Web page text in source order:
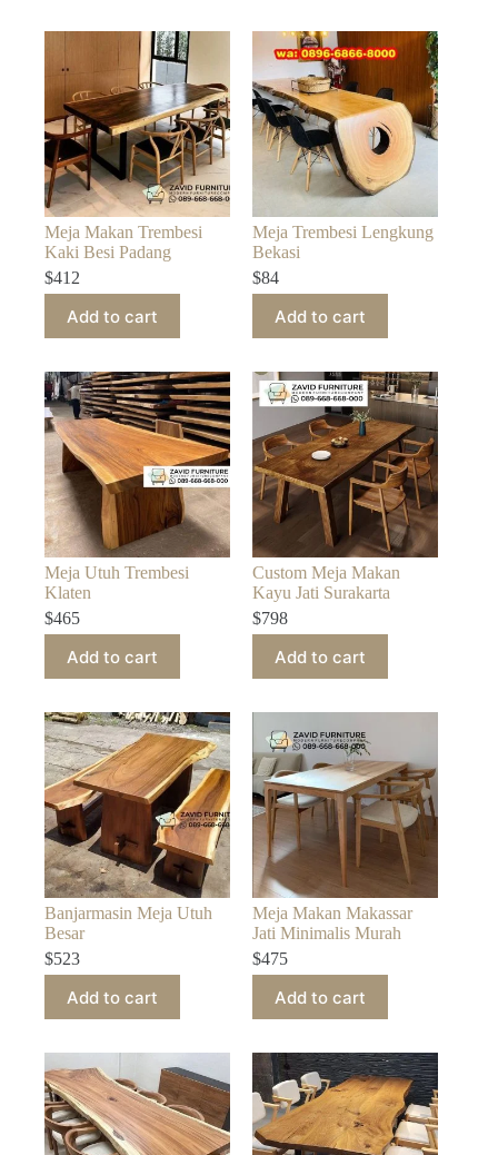
Meja Makan Trembesi
Kaki Besi Padang
$412
Add to cart
Meja Trembesi Lengkung
Bekasi
$84
Add to cart
Meja Utuh Trembesi
Klaten
$465
Add to cart
Custom Meja Makan
Kayu Jati Surakarta
$798
Add to cart
Banjarmasin Meja Utuh
Besar
$523
Add to cart
Meja Makan Makassar
Jati Minimalis Murah
$475
Add to cart